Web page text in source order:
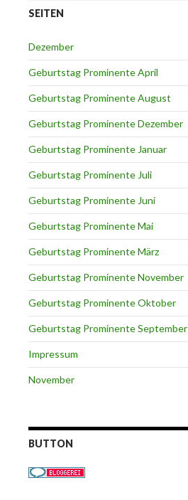
SEITEN
Dezember
Geburtstag Prominente April
Geburtstag Prominente August
Geburtstag Prominente Dezember
Geburtstag Prominente Januar
Geburtstag Prominente Juli
Geburtstag Prominente Juni
Geburtstag Prominente Mai
Geburtstag Prominente März
Geburtstag Prominente November
Geburtstag Prominente Oktober
Geburtstag Prominente September
Impressum
November
BUTTON